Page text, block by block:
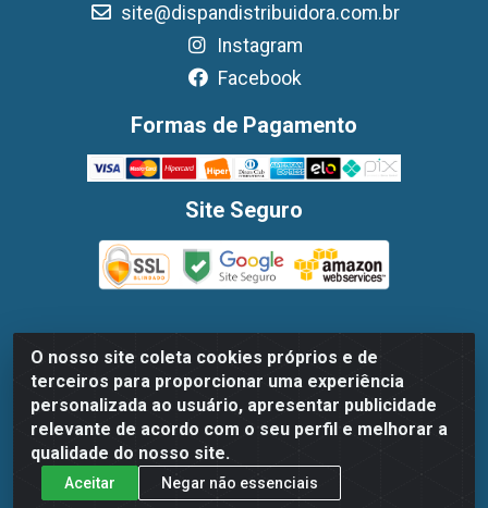
O nosso site coleta cookies próprios e de
terceiros para proporcionar uma experiência
personalizada ao usuário, apresentar publicidade
relevante de acordo com o seu perfil e melhorar a
qualidade do nosso site.
Aceitar Negar não essenciais
site@dispandistribuidora.com.br
Instagram
Facebook
Formas de Pagamento
Site Seguro
Dispan Distribuidora de Alimentos LTDA - Avenida
Marechal Mascarenhas De Moraes, 1048- Imbiribeira,
Recife/PE - CEP 51.170-000 - CNPJ 30.779.584/0003-78